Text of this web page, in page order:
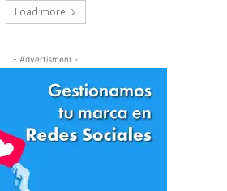
Load more
- Advertisment -